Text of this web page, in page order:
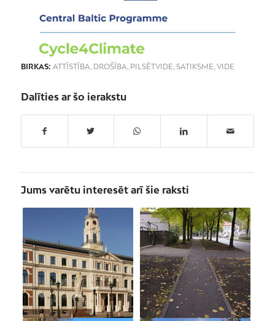
BIRKAS: ATTĪSTĪBA, DROŠĪBA, PILSĒTVIDE, SATIKSME, VIDE
Dalīties ar šo ierakstu
Jums varētu interesēt arī šie raksti